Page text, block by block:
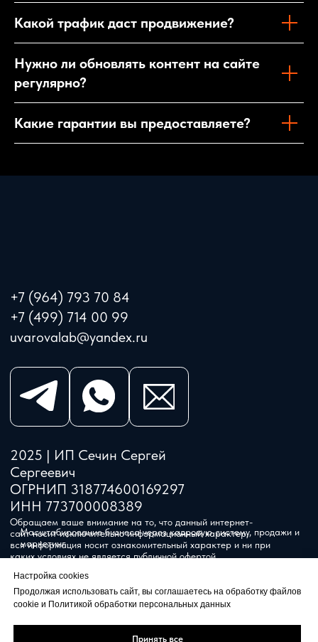
Какой трафик даст продвижение?
Нужно ли обновлять контент на сайте
регулярно?
Какие гарантии вы предоставляете?
Настройка cookies
Продолжая использовать сайт, вы соглашаетесь на обработку файлов
cookie и Политикой обработки персональных данных
Принять все